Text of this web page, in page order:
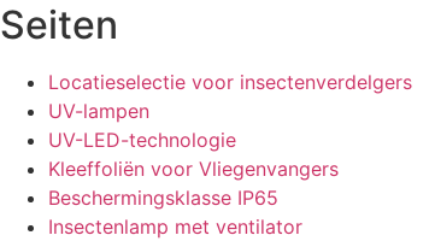
Seiten
Locatieselectie voor insectenverdelgers
UV-lampen
UV-LED-technologie
Kleeffoliën voor Vliegenvangers
Beschermingsklasse IP65
Insectenlamp met ventilator